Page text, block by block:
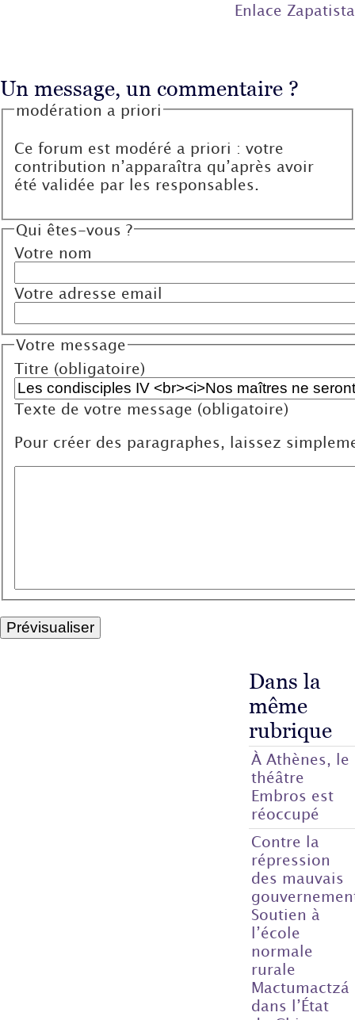
Enlace Zapatista
Un message, un commentaire ?
modération a priori
Ce forum est modéré a priori : votre
contribution n’apparaîtra qu’après avoir
été validée par les responsables.
Qui êtes-vous ?
Votre nom
Votre adresse email
Votre message
Titre (obligatoire)
Texte de votre message (obligatoire)
Pour créer des paragraphes, laissez
Dans la
même
rubrique
À Athènes, le
théâtre
Embros est
réoccupé
Contre la
répression
des mauvais
Soutien à
l’école
normale
rurale
Mactumactzá
dans l’État